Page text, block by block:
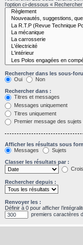
l’option ci-dessous «
Rechercher dans les sous-
Oui
Non
Rechercher dans :
Titres et messages
Messages uniquement
Titres uniquement
Premier message des sujets
Afficher les résultats sous
Messages
Sujets
Classer les résultats par :
Rechercher depuis :
Renvoyer les :
Définir à 0 pour afficher
premiers caractères